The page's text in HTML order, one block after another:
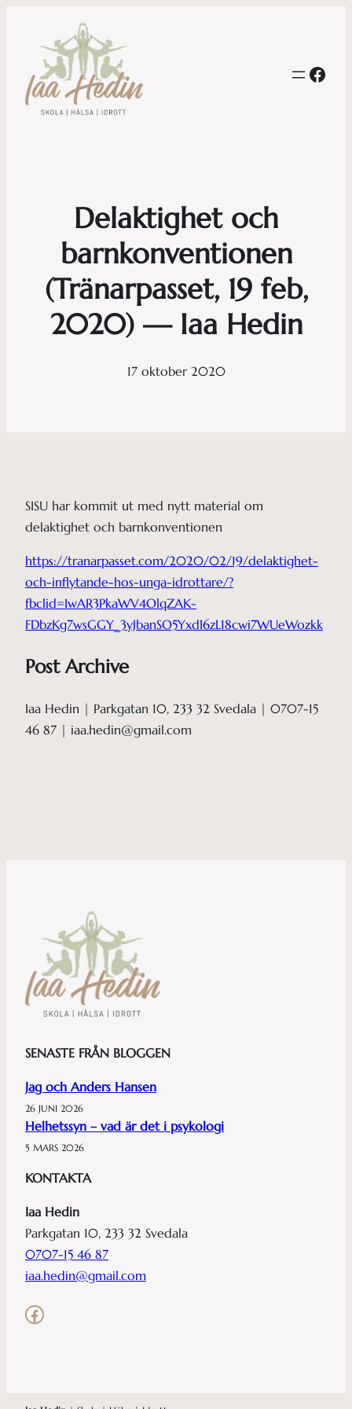
Delaktighet och
barnkonventionen
(Tränarpasset, 19 feb,
2020) — Iaa Hedin
17 oktober 2020
SISU har kommit ut med nytt material om
delaktighet och barnkonventionen
https://tranarpasset.com/2020/02/19/delaktighet-
och-inflytande-hos-unga-idrottare/?
fbclid=IwAR3PkaWV4OlqZAK-
FDbzKg7wsGGY_3yJbanSO5YxdI6zL18cwi7WUeWozkk
Post Archive
Iaa Hedin | Parkgatan 10, 233 32 Svedala | 0707-15
46 87 | iaa.hedin@gmail.com
SENASTE FRÅN BLOGGEN
Jag och Anders Hansen
26 JUNI 2026
Helhetssyn – vad är det i psykologi
5 MARS 2026
KONTAKTA
Iaa Hedin
Parkgatan 10, 233 32 Svedala
0707-15 46 87
iaa.hedin@gmail.com
Facebook